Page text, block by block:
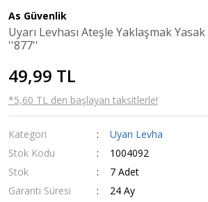
As Güvenlik
Uyarı Levhası Ateşle Yaklaşmak
''877''
49,99 TL
*5,60 TL den başlayan taksitlerle!
Kategori
Uyarı Levha
Stok Kodu
1004092
Stok
7 Adet
Garanti Süresi
24 Ay